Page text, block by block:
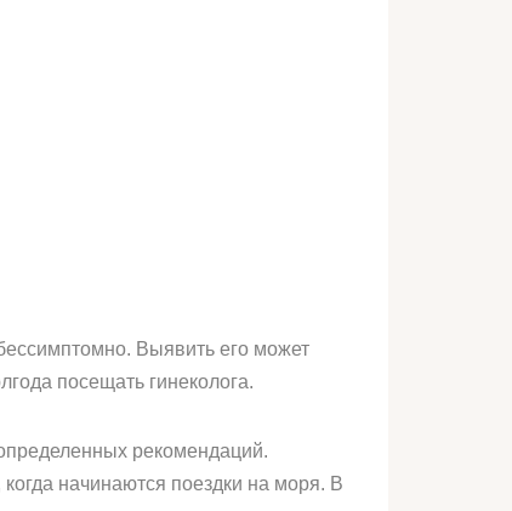
Выявить его может
посещать гинеколога.
рекомендаций.
начинаются поездки на моря. В